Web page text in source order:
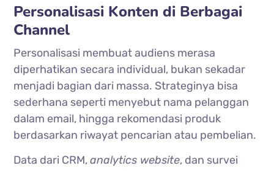
Personalisasi Konten di Berbagai
Channel
Personalisasi membuat audiens merasa
diperhatikan secara individual, bukan sekadar
menjadi bagian dari massa. Strateginya bisa
sederhana seperti menyebut nama pelanggan
dalam email, hingga rekomendasi produk
berdasarkan riwayat pencarian atau pembelian.
Data dari CRM,analytics website, dan survei